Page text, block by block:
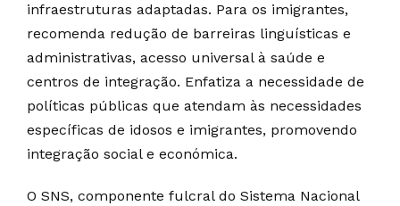
infraestruturas adaptadas. Para os imigrantes,
recomenda redução de barreiras linguísticas e
administrativas, acesso universal à saúde e
centros de integração. Enfatiza a necessidade de
políticas públicas que atendam às necessidades
específicas de idosos e imigrantes, promovendo
integração social e económica.
O SNS, componente fulcral do Sistema Nacional